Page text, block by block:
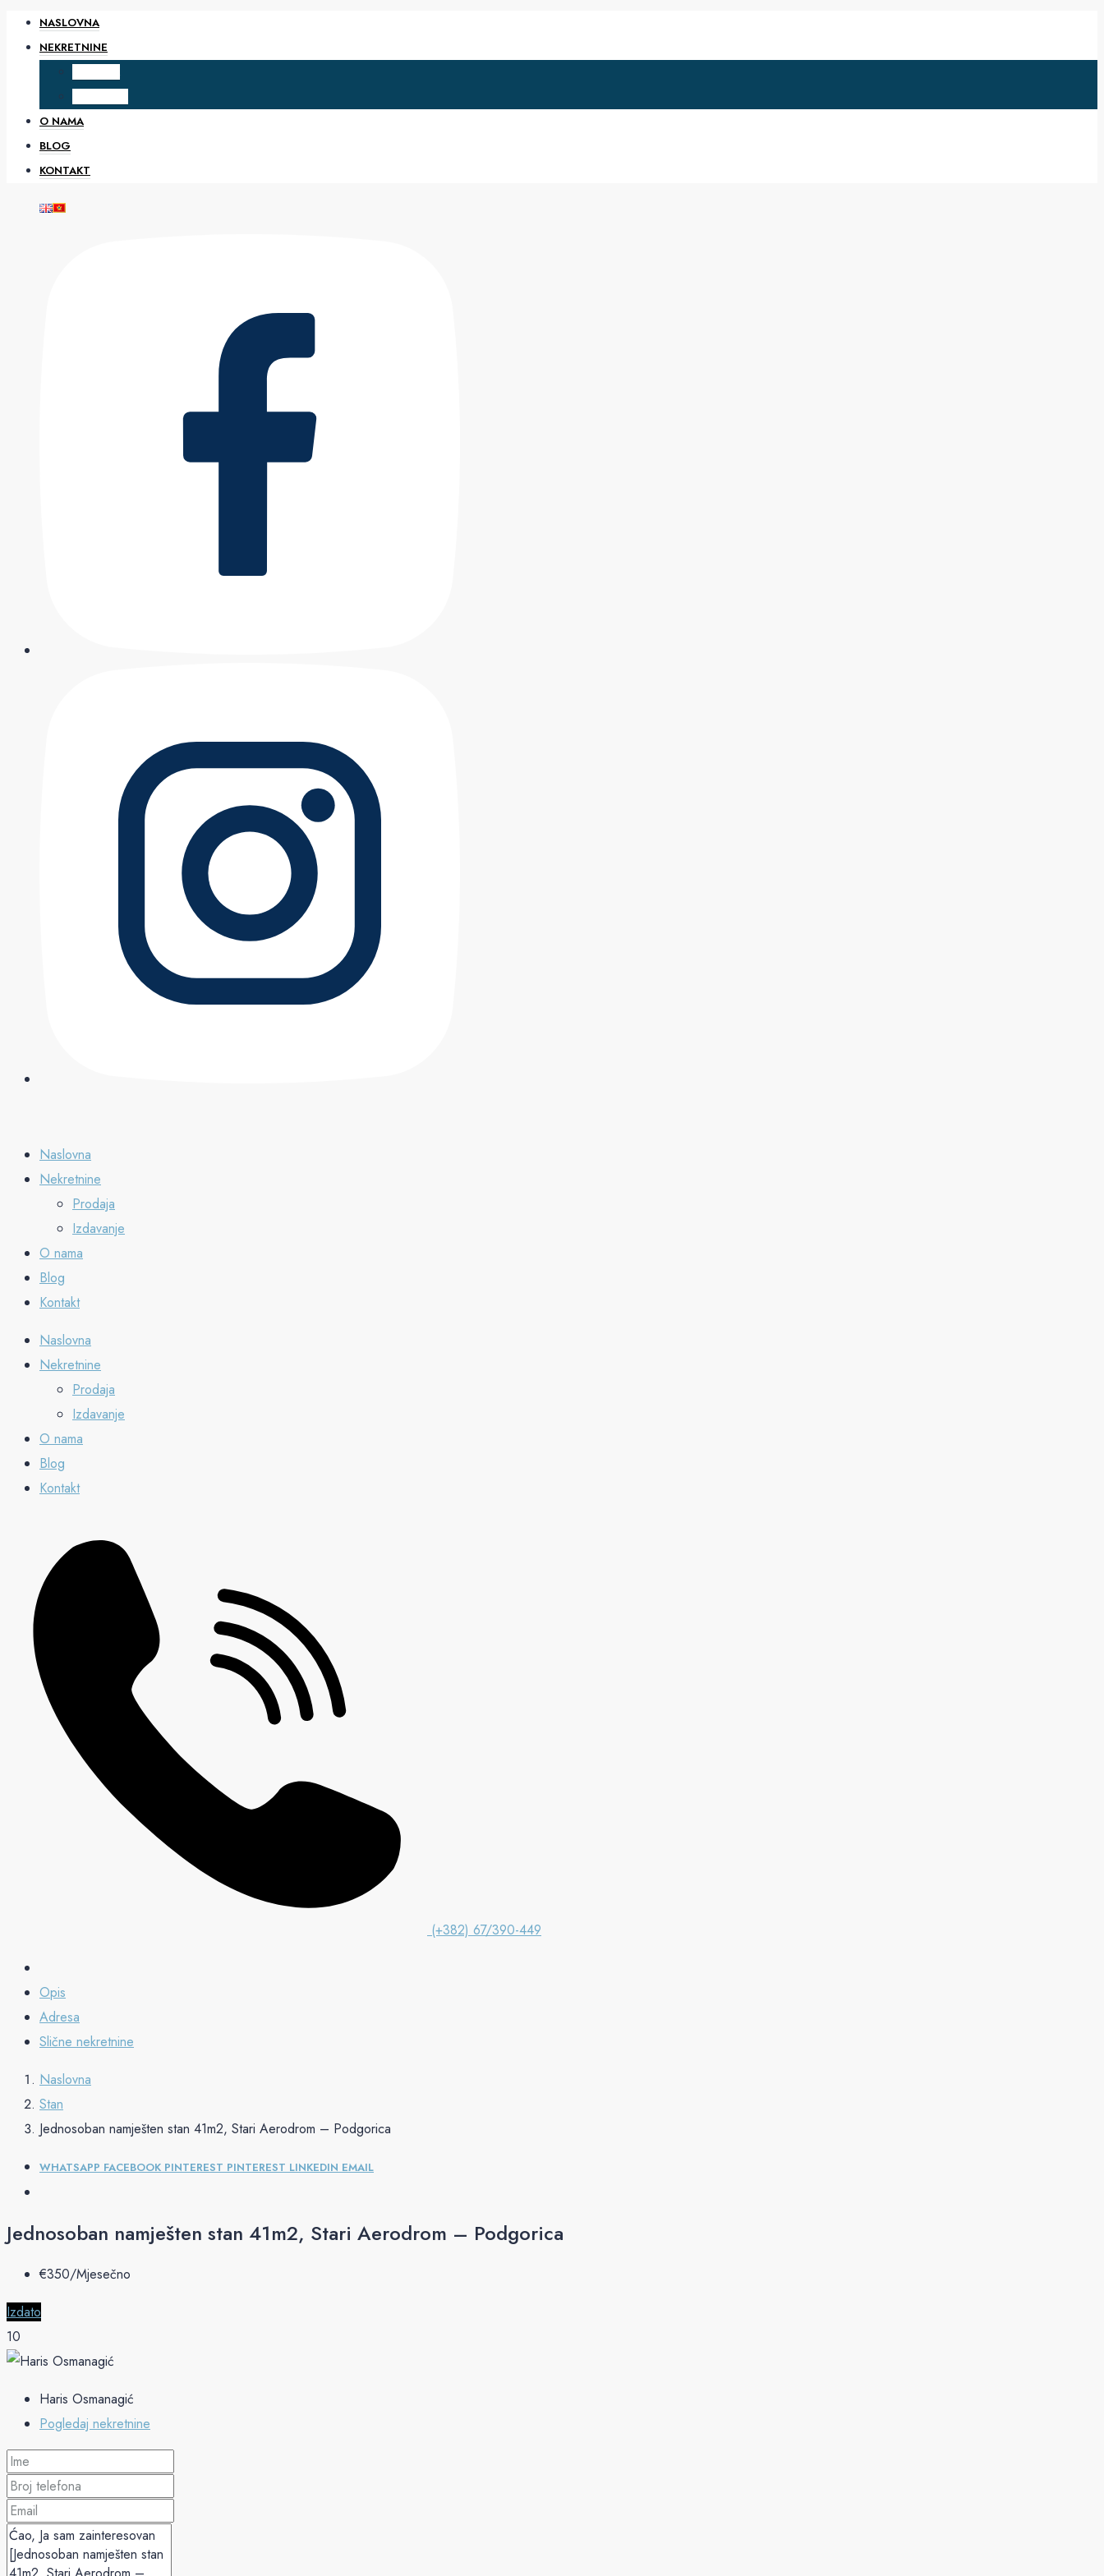
NASLOVNA
NEKRETNINE
O NAMA
BLOG
KONTAKT
Naslovna
Nekretnine
Prodaja
Izdavanje
O nama
Blog
Kontakt
Naslovna
Nekretnine
Prodaja
Izdavanje
O nama
Blog
Kontakt
(+382) 67/390-449
Opis
Adresa
Slične nekretnine
Naslovna
Stan
Jednosoban namješten stan 41m2, Stari Aerodrom – Podgorica
WHATSAPP FACEBOOK PINTEREST PINTEREST LINKEDIN EMAIL
Jednosoban namješten stan 41m2, Stari Aerodrom – Podgorica
€‎350/Mjesečno
Izdato
10
Haris Osmanagić
Pogledaj nekretnine